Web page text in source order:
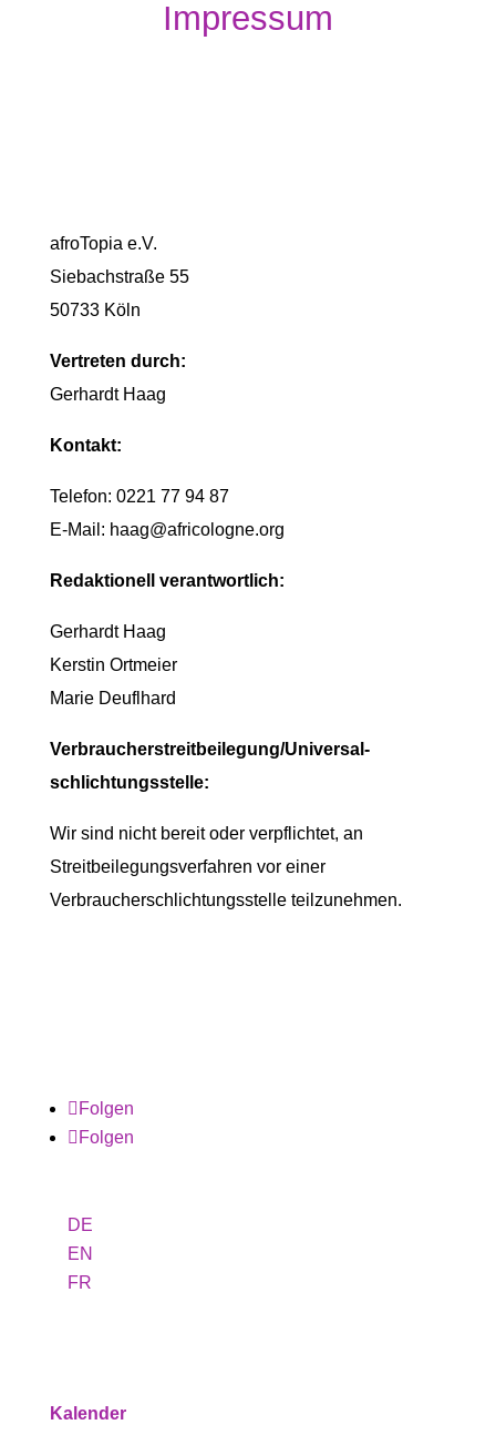
Impressum
afroTopia e.V.
Siebachstraße 55
50733 Köln
Vertreten durch:
Gerhardt Haag
Kontakt:
Telefon: 0221 77 94 87
E-Mail: haag@africologne.org
Redaktionell verantwortlich:
Gerhardt Haag
Kerstin Ortmeier
Marie Deuflhard
Verbraucher­streit­beilegung/Universal­
schlichtungs­stelle:
Wir sind nicht bereit oder verpflichtet, an
Streitbeilegungsverfahren vor einer
Verbraucherschlichtungsstelle teilzunehmen.
Folgen
Folgen
DE
EN
FR
Kalender